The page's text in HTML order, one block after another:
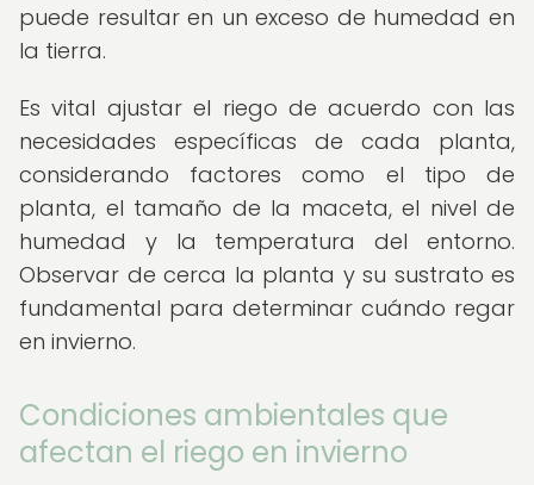
puede resultar en un exceso de humedad en
la tierra.
Es vital ajustar el riego de acuerdo con las
necesidades específicas de cada planta,
considerando factores como el tipo de
planta, el tamaño de la maceta, el nivel de
humedad y la temperatura del entorno.
Observar de cerca la planta y su sustrato es
fundamental para determinar cuándo regar
en invierno.
Condiciones ambientales que
afectan el riego en invierno